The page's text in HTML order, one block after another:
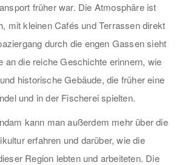
früher war. Die Atmosphäre ist
mit kleinen Cafés und Terrassen direkt
durch die engen Gassen sieht
an die reiche Geschichte erinnern, wie
historische Gebäude, die früher eine
und in der Fischerei spielten.
kann man außerdem mehr über die
erfahren und darüber, wie die
Region lebten und arbeiteten. Die